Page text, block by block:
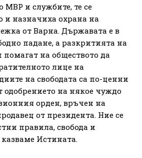
МВР и службите, те се
и назначиха охрана на
от Варна. Държавата е в
падане, а разкритията на
помагат на обществото да
лице на
на свободата са по-ценни
одобрението на някое чуждо
орден, връчен на
от президента. Ние се
правила, свобода и
Истината.